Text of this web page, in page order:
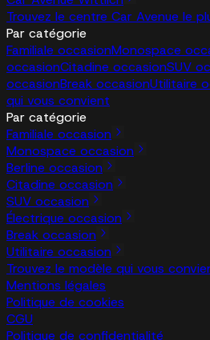
Trouvez le centre Car Avenue le
Par catégorie
Familiale occasionMonospace
occasionCitadine occasionSUV
occasionBreak occasionUtilitaire
qui vous convient
Par catégorie
Familiale occasion
Monospace occasion
Berline occasion
Citadine occasion
SUV occasion
Électrique occasion
Break occasion
Utilitaire occasion
Trouvez le modèle qui vous
Mentions légales
Politique de cookies
CGU
Politique de confidentialité